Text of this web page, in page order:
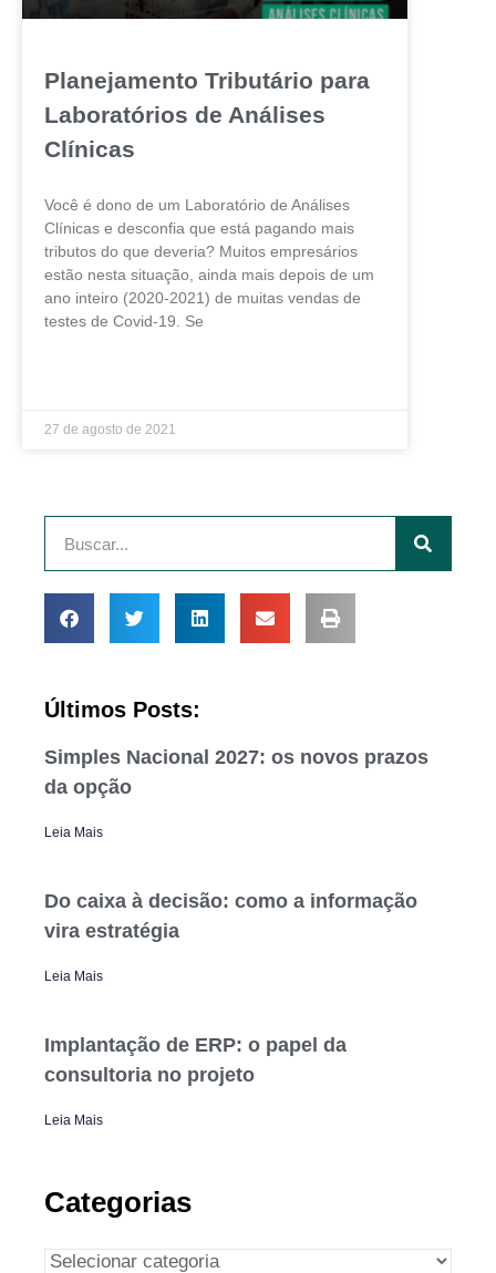
Planejamento Tributário para
Laboratórios de Análises
Clínicas
Você é dono de um Laboratório de Análises
Clínicas e desconfia que está pagando mais
tributos do que deveria? Muitos empresários
estão nesta situação, ainda mais depois de um
ano inteiro (2020-2021) de muitas vendas de
testes de Covid-19. Se
27 de agosto de 2021
Últimos Posts:
Simples Nacional 2027: os novos prazos
da opção
Leia Mais
Do caixa à decisão: como a informação
vira estratégia
Leia Mais
Implantação de ERP: o papel da
consultoria no projeto
Leia Mais
Categorias